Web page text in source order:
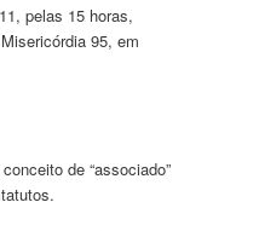
pelas 15 horas,
95, em
de “associado”